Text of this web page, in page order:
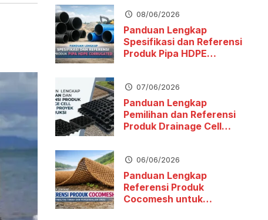
08/06/2026
Panduan Lengkap
Spesifikasi dan Referensi
Produk Pipa HDPE
07/06/2026
Panduan Lengkap
Pemilihan dan Referensi
Produk Drainage Cell
06/06/2026
Panduan Lengkap
Referensi Produk
Cocomesh untuk